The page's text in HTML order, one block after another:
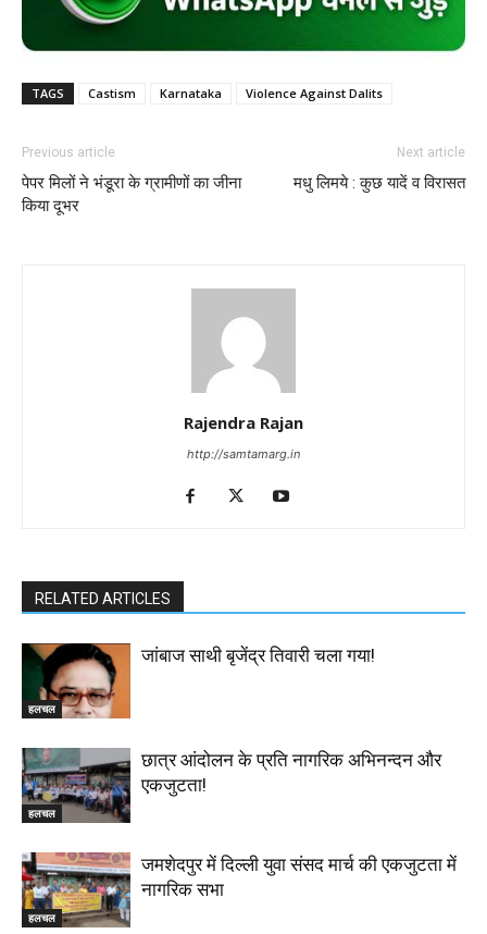
TAGS Castism Karnataka Violence Against Dalits
Previous article
पेपर मिलों ने भंडूरा के ग्रामीणों का जीना
किया दूभर
Next article
मधु लिमये : कुछ यादें व विरासत
Rajendra Rajan
http://samtamarg.in
RELATED ARTICLES
हलचल
जांबाज साथी बृजेंद्र तिवारी चला गया!
हलचल
छात्र आंदोलन के प्रति नागरिक अभिनन्दन और
एकजुटता!
हलचल
जमशेदपुर में दिल्ली युवा संसद मार्च की एकजुटता में
नागरिक सभा